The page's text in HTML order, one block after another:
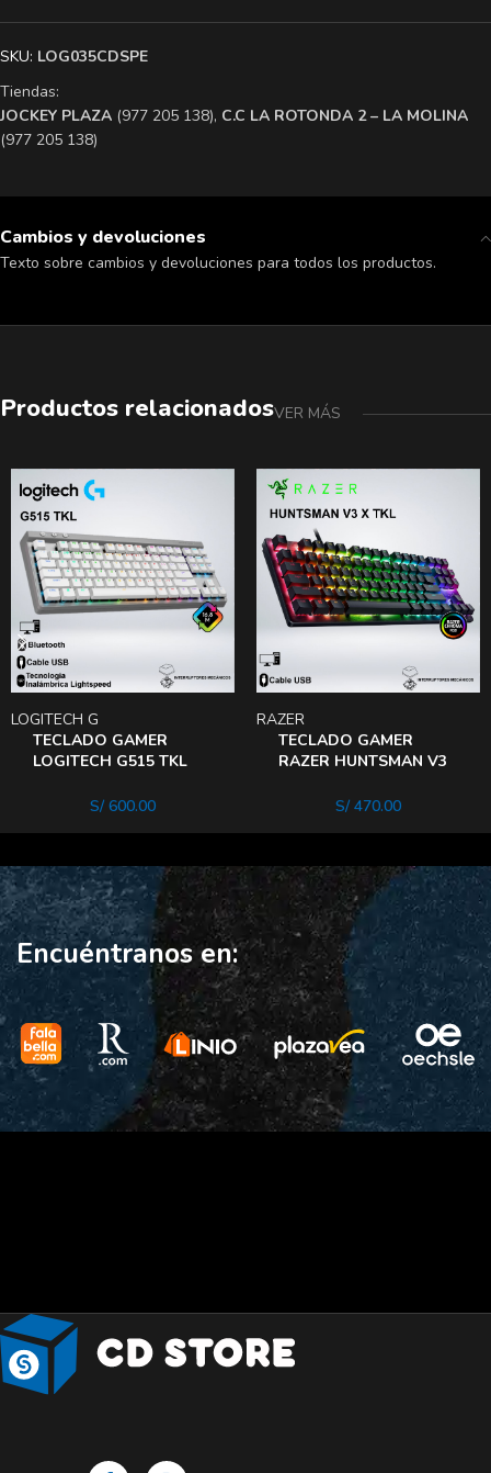
SKU: LOG035CDSPE
Tiendas:
​JOCKEY PLAZA (977 205 138), ​C.C LA ROTONDA 2 – LA MOLINA
(977 205 138)
Cambios y devoluciones
Texto sobre cambios y devoluciones para todos los productos.
Productos relacionadosVER MÁS
TECLADO GAMER
LOGITECH G515 TKL
BLUETOOTH
LOGITECH G
S/600.00
TECLADO GAMER
RAZER HUNTSMAN V3
SWITCH PURPLE SP
RAZER
S/470.00
Encuéntranos en: